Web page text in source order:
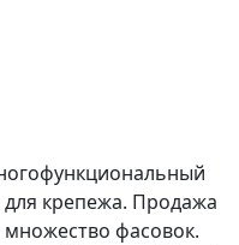
для крепежа. Продажа
фасовок.